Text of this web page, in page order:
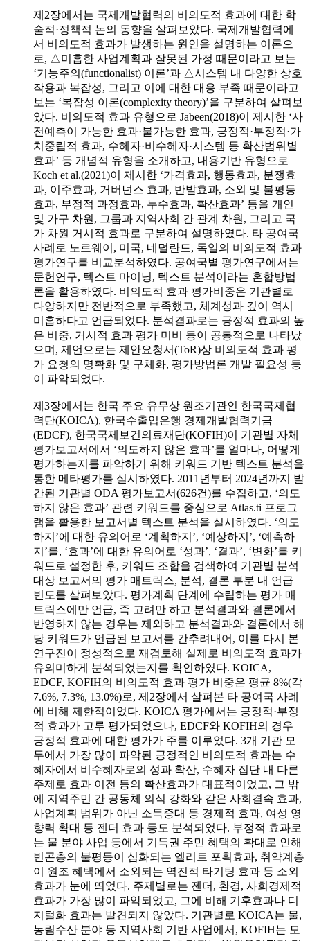
제2장에서는 국제개발협력의 비의도적 효과에 대한 학
술적·정책적 논의 동향을 살펴보았다. 국제개발협력에
서 비의도적 효과가 발생하는 원인을 설명하는 이론으
로, △미흡한 사업계획과 잘못된 가정 때문이라고 보는
‘기능주의(functionalist) 이론’과 △시스템 내 다양한 상호
작용과 복잡성, 그리고 이에 대한 대응 부족 때문이라고
보는 ‘복잡성 이론(complexity theory)’을 구분하여 살펴보
았다. 비의도적 효과 유형으로 Jabeen(2018)이 제시한 ‘사
전예측이 가능한 효과·불가능한 효과, 긍정적·부정적·가
치중립적 효과, 수혜자·비수혜자·시스템 등 확산범위별
효과’ 등 개념적 유형을 소개하고, 내용기반 유형으로
Koch et al.(2021)이 제시한 ‘가격효과, 행동효과, 분쟁효
과, 이주효과, 거버넌스 효과, 반발효과, 소외 및 불평등
효과, 부정적 과정효과, 누수효과, 확산효과’ 등을 개인
및 가구 차원, 그룹과 지역사회 간 관계 차원, 그리고 국
가 차원 거시적 효과로 구분하여 설명하였다. 타 공여국
사례로 노르웨이, 미국, 네덜란드, 독일의 비의도적 효과
평가연구를 비교분석하였다. 공여국별 평가연구에서는
문헌연구, 텍스트 마이닝, 텍스트 분석이라는 혼합방법
론을 활용하였다. 비의도적 효과 평가비중은 기관별로
다양하지만 전반적으로 부족했고, 체계성과 깊이 역시
미흡하다고 언급되었다. 분석결과로는 긍정적 효과의 높
은 비중, 거시적 효과 평가 미비 등이 공통적으로 나타났
으며, 제언으로는 제안요청서(ToR)상 비의도적 효과 평
가 요청의 명확화 및 구체화, 평가방법론 개발 필요성 등
이 파악되었다.
제3장에서는 한국 주요 유무상 원조기관인 한국국제협
력단(KOICA), 한국수출입은행 경제개발협력기금
(EDCF), 한국국제보건의료재단(KOFIH)이 기관별 자체
평가보고서에서 ‘의도하지 않은 효과’를 얼마나, 어떻게
평가하는지를 파악하기 위해 키워드 기반 텍스트 분석을
통한 메타평가를 실시하였다. 2011년부터 2024년까지 발
간된 기관별 ODA 평가보고서(626건)를 수집하고, ‘의도
하지 않은 효과’ 관련 키워드를 중심으로 Atlas.ti 프로그
램을 활용한 보고서별 텍스트 분석을 실시하였다. ‘의도
하지’에 대한 유의어로 ‘계획하지’, ‘예상하지’, ‘예측하
지’를, ‘효과’에 대한 유의어로 ‘성과’, ‘결과’, ‘변화’를 키
워드로 설정한 후, 키워드 조합을 검색하여 기관별 분석
대상 보고서의 평가 매트릭스, 분석, 결론 부분 내 언급
빈도를 살펴보았다. 평가계획 단계에 수립하는 평가 매
트릭스에만 언급, 즉 고려만 하고 분석결과와 결론에서
반영하지 않는 경우는 제외하고 분석결과와 결론에서 해
당 키워드가 언급된 보고서를 간추려내어, 이를 다시 본
연구진이 정성적으로 재검토해 실제로 비의도적 효과가
유의미하게 분석되었는지를 확인하였다. KOICA,
EDCF, KOFIH의 비의도적 효과 평가 비중은 평균 8%(각
7.6%, 7.3%, 13.0%)로, 제2장에서 살펴본 타 공여국 사례
에 비해 제한적이었다. KOICA 평가에서는 긍정적·부정
적 효과가 고루 평가되었으나, EDCF와 KOFIH의 경우
긍정적 효과에 대한 평가가 주를 이루었다. 3개 기관 모
두에서 가장 많이 파악된 긍정적인 비의도적 효과는 수
혜자에서 비수혜자로의 성과 확산, 수혜자 집단 내 다른
주제로 효과 이전 등의 확산효과가 대표적이었고, 그 밖
에 지역주민 간 공동체 의식 강화와 같은 사회결속 효과,
사업계획 범위가 아닌 소득증대 등 경제적 효과, 여성 영
향력 확대 등 젠더 효과 등도 분석되었다. 부정적 효과로
는 물 분야 사업 등에서 기득권 주민 혜택의 확대로 인해
빈곤층의 불평등이 심화되는 엘리트 포획효과, 취약계층
이 원조 혜택에서 소외되는 역진적 타기팅 효과 등 소외
효과가 눈에 띄었다. 주제별로는 젠더, 환경, 사회경제적
효과가 가장 많이 파악되었고, 그에 비해 기후효과나 디
지털화 효과는 발견되지 않았다. 기관별로 KOICA는 물,
농림수산 분야 등 지역사회 기반 사업에서, KOFIH는 모